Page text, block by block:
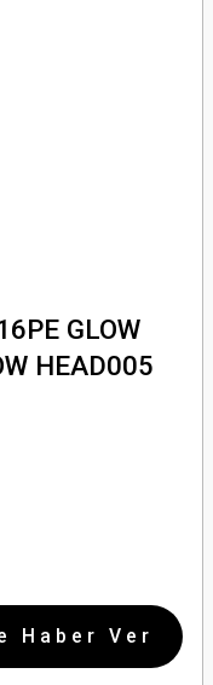
GLOW
HEAD005
Haber Ver